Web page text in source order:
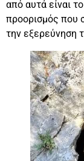
από αυτά είναι το
προορισμός που
την εξερεύνηση